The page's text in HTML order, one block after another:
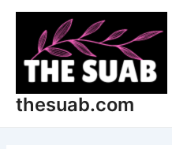
Skip
content
thesuab.com
Post
navigation